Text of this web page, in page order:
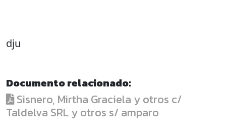
dju
Documento relacionado:
Sisnero, Mirtha Graciela y otros c/
Taldelva SRL y otros s/ amparo